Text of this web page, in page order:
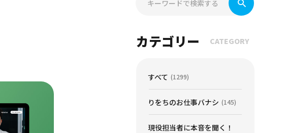
カテゴリー CATEGORY
すべて (1299)
りをちのお仕事バナシ (145)
現役担当者に本音を聞く！